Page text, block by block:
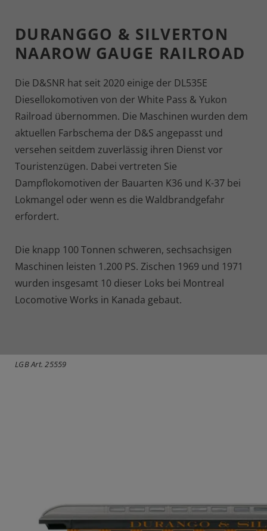
DURANGGO & SILVERTON
NAAROW GAUGE RAILROAD
Die D&SNR hat seit 2020 einige der DL535E
Diesellokomotiven von der White Pass & Yukon
Railroad übernommen. Die Maschinen wurden dem
aktuellen Farbschema der D&S angepasst und
versehen seitdem zuverlässig ihren Dienst vor
Touristenzügen. Dabei vertreten Sie
Dampflokomotiven der Bauarten K36 und K-37 bei
Lokmangel oder wenn es die Waldbrandgefahr
erfordert.
Die knapp 100 Tonnen schweren, sechsachsigen
Maschinen leisten 1.200 PS. Zischen 1969 und 1971
wurden insgesamt 10 dieser Loks bei Montreal
Locomotive Works in Kanada gebaut.
LGB Art. 25559